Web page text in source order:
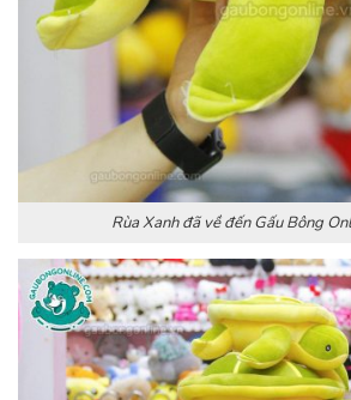
Rùa Xanh đã về đến Gấu Bông